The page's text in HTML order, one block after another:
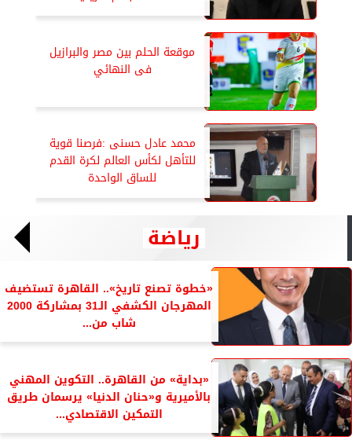
موقعة الحلم بين مصر والبرازيل
فى النهائي
محمد عادل حسنى :فرصنا قوية
للتأهل لكأس العالم لكرة القدم
للساق الواحدة
رياضة
«خطوة تصنع تاريخ».. القاهرة تستضيف
المهرجان الكشفي الـ31 بمشاركة 2000
شاب من...
«بداية» من القاهرة.. التكوين المهني
بالأميرية و«حنان الدنيا» يرسمان طريق
التمكين الاقتصادي...